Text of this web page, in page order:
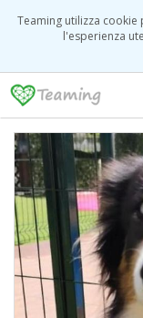
Teaming utilizza
l'esperienza